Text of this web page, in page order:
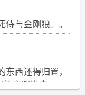
与金刚狼。。
西还得归置，
衣服进去。